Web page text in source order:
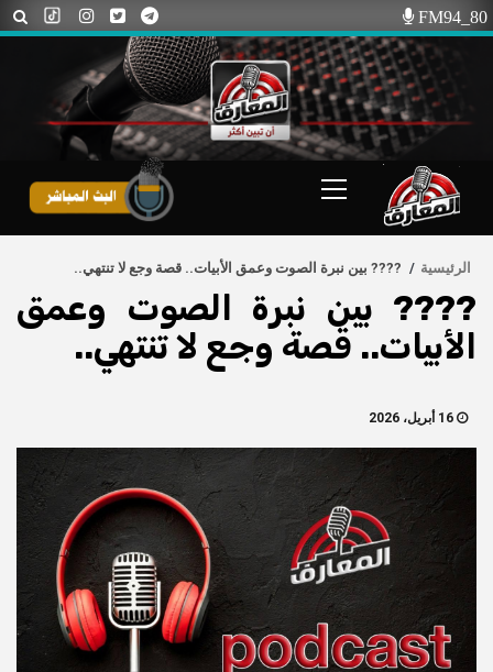
Skip
to
content
FM94_80
Menu
الرئيسية ???? بين نبرة الصوت وعمق الأبيات.. قصة وجع لا تنتهي..
???? بين نبرة الصوت وعمق
الأبيات.. قصة وجع لا تنتهي..